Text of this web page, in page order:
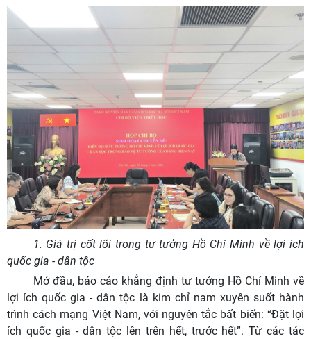
1. Giá trị cốt lõi trong tư tưởng Hồ Chí Minh về lợi ích
quốc gia - dân tộc
Mở đầu, báo cáo khẳng định tư tưởng Hồ Chí Minh về
lợi ích quốc gia - dân tộc là kim chỉ nam xuyên suốt hành
trình cách mạng Việt Nam, với nguyên tắc bất biến: “Đặt lợi
ích quốc gia - dân tộc lên trên hết, trước hết”. Từ các tác